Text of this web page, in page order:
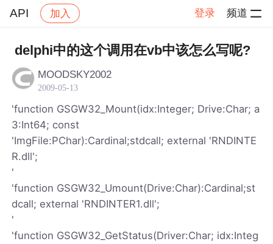
API 加入 登录 频道
社区 API 帖子详情
delphi中的这个调用在vb中该怎么写呢?
MOODSKY2002
2009-05-13
'function GSGW32_Mount(idx:Integer; Drive:Char; a
3:Int64; const
'ImgFile:PChar):Cardinal;stdcall; external 'RNDINTE
R.dll';
'
'function GSGW32_Umount(Drive:Char):Cardinal;st
dcall; external 'RNDINTER1.dll';
'
'function GSGW32_GetStatus(Driver:Char; idx:Integ